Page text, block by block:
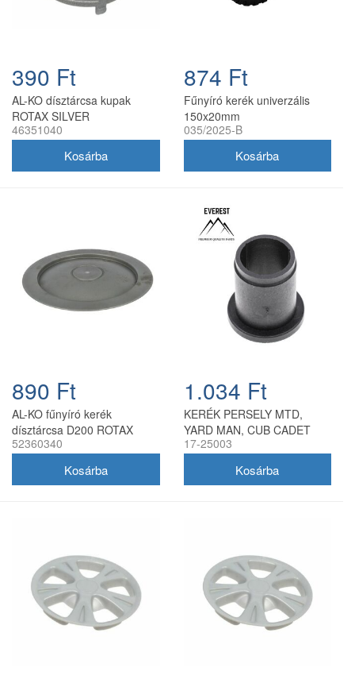
390 Ft
AL-KO dísztárcsa kupak
ROTAX SILVER
46351040
874 Ft
Fűnyíró kerék univerzális
150x20mm
035/2025-B
890 Ft
AL-KO fűnyíró kerék
dísztárcsa D200 ROTAX
ezüst 149 mm
52360340
1.034 Ft
KERÉK PERSELY MTD,
YARD MAN, CUB CADET
741-0313, 741-0487A
17-25003